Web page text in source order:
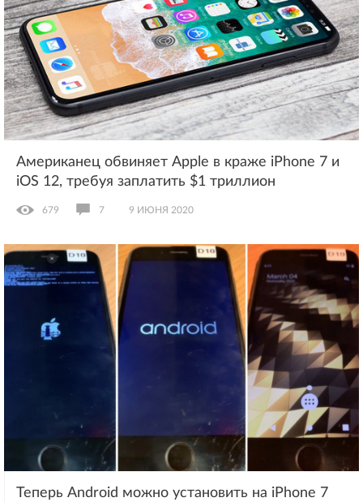
Американец обвиняет Apple в краже iPhone 7 и
iOS 12, требуя заплатить $1 триллион
679 7 9 ИЮНЯ 2020
Теперь Android можно установить на iPhone 7